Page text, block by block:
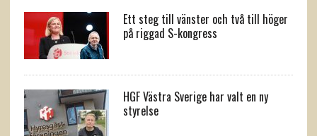
Ett steg till vänster och två till höger
på riggad S-kongress
HGF Västra Sverige har valt en ny
styrelse